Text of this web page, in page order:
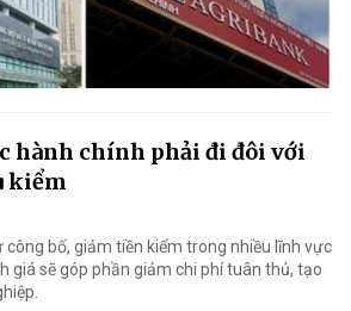
hành chính phải đi đôi với
kiểm
công bố, giảm tiền kiểm trong nhiều lĩnh vực
giá sẽ góp phần giảm chi phí tuân thủ, tạo